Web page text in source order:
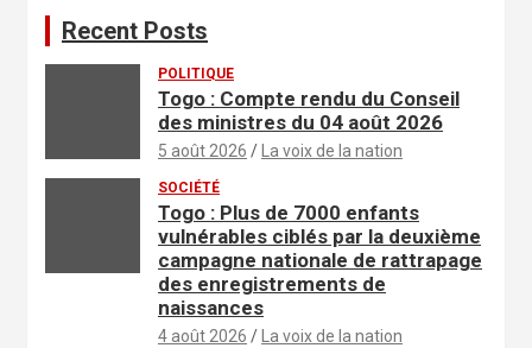
Recent Posts
POLITIQUE
Togo : Compte rendu du Conseil
des ministres du 04 août 2026
5 août 2026 La voix de la nation
SOCIÉTÉ
Togo : Plus de 7000 enfants
vulnérables ciblés par la deuxième
campagne nationale de rattrapage
des enregistrements de
naissances
4 août 2026 La voix de la nation